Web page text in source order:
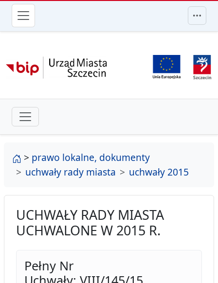
przejdź do głównego menu
strona główna
> prawo lokalne, dokumenty
uchwały rady miasta
uchwały 2015
UCHWAŁY RADY MIASTA
UCHWALONE W 2015 R.
Pełny Nr